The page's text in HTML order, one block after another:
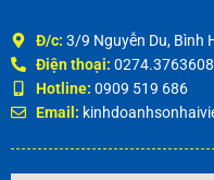
Đ/c: 3/9 Nguyễn Du, Bình
Điện thoại: 0274.3763608
Hotline: 0909 519 686
Email: